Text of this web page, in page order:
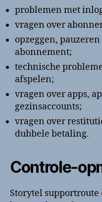
problemen met
vragen over
opzeggen,
abonnement;
technische
afspelen;
vragen over apps,
gezinsaccounts;
vragen over
dubbele betaling.
Controle-
Storytel supportroute